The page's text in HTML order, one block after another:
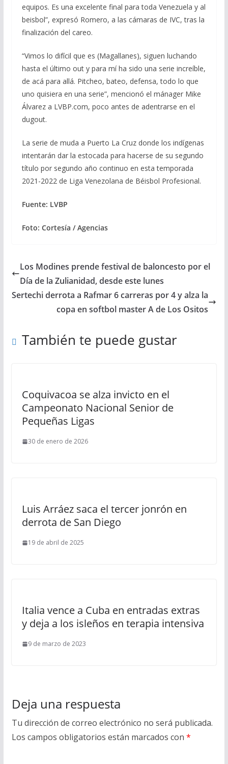
equipos. Es una excelente final para toda Venezuela y al
beisbol”, expresó Romero, a las cámaras de IVC, tras la
finalización del careo.
“Vimos lo difícil que es (Magallanes), siguen luchando
hasta el último out y para mí ha sido una serie increíble,
de acá para allá. Pitcheo, bateo, defensa, todo lo que
uno quisiera en una serie”, mencionó el mánager Mike
Álvarez a LVBP.com, poco antes de adentrarse en el
dugout.
La serie de muda a Puerto La Cruz donde los indígenas
intentarán dar la estocada para hacerse de su segundo
título por segundo año continuo en esta temporada
2021-2022 de Liga Venezolana de Béisbol Profesional.
Fuente: LVBP
Foto: Cortesía / Agencias
Los Modines prende festival de baloncesto por el
Día de la Zulianidad, desde este lunes
Sertechi derrota a Rafmar 6 carreras por 4 y alza la
copa en softbol master A de Los Ositos
También te puede gustar
Coquivacoa se alza invicto en el
Campeonato Nacional Senior de
Pequeñas Ligas
30 de enero de 2026
Luis Arráez saca el tercer jonrón en
derrota de San Diego
19 de abril de 2025
Italia vence a Cuba en entradas extras
y deja a los isleños en terapia intensiva
9 de marzo de 2023
Deja una respuesta
Tu dirección de correo electrónico no será publicada.
Los campos obligatorios están marcados con *